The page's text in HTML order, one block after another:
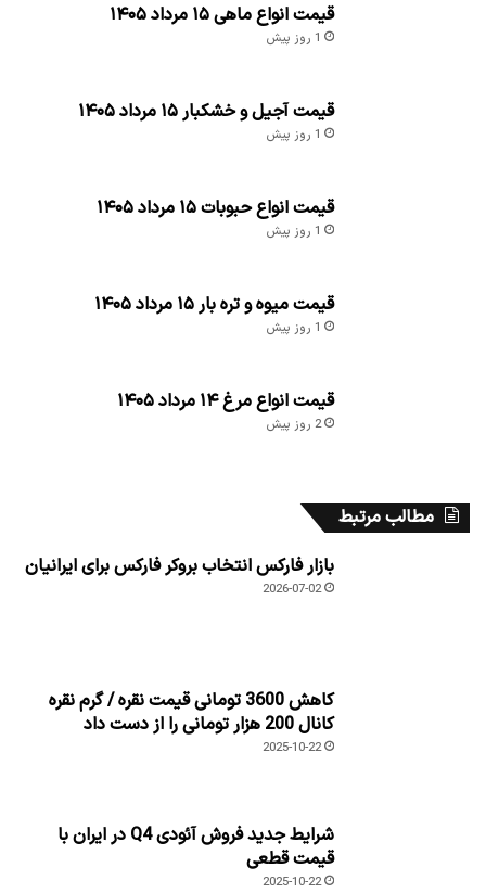
قیمت انواع ماهی ۱۵ مرداد ۱۴۰۵
1 روز پیش
قیمت آجیل و خشکبار ۱۵ مرداد ۱۴۰۵
1 روز پیش
قیمت انواع حبوبات ۱۵ مرداد ۱۴۰۵
1 روز پیش
قیمت میوه و تره بار ۱۵ مرداد ۱۴۰۵
1 روز پیش
قیمت انواع مرغ ۱۴ مرداد ۱۴۰۵
2 روز پیش
مطالب مرتبط
بازار فارکس انتخاب بروکر فارکس برای ایرانیان
2026-07-02
کاهش 3600 تومانی قیمت نقره / گرم نقره
کانال 200 هزار تومانی را از دست داد
2025-10-22
شرایط جدید فروش آئودی Q4 در ایران با
قیمت قطعی
2025-10-22